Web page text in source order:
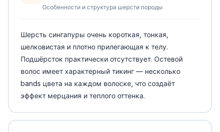
Особенности и структура шерсти породы
Шерсть сингапуры очень короткая, тонкая,
шелковистая и плотно прилегающая к телу.
Подшёрсток практически отсутствует. Остевой
волос имеет характерный тикинг — несколько
bands цвета на каждом волоске, что создаёт
эффект мерцания и теплого оттенка.